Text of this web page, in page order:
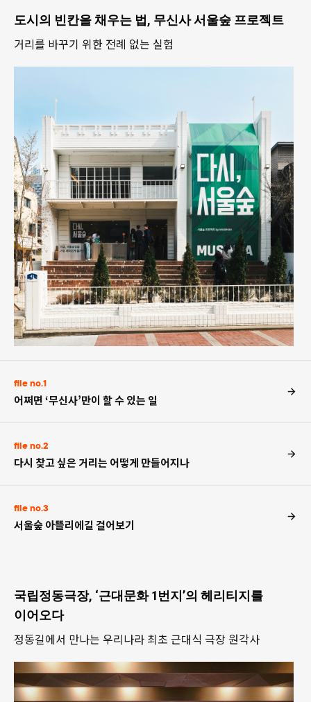
도시의 빈칸을 채우는 법, 무신사 서울숲 프로젝트
거리를 바꾸기 위한 전례 없는 실험
file no.1
어쩌면 ‘무신사’만이 할 수 있는 일
file no.2
다시 찾고 싶은 거리는 어떻게 만들어지나
file no.3
서울숲 아뜰리에길 걸어보기
국립정동극장, ‘근대문화 1번지’의 헤리티지를
이어오다
정동길에서 만나는 우리나라 최초 근대식 극장 원각사